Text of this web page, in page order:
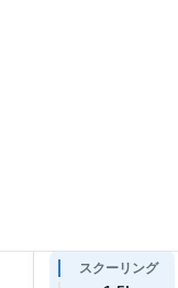
スクーリング